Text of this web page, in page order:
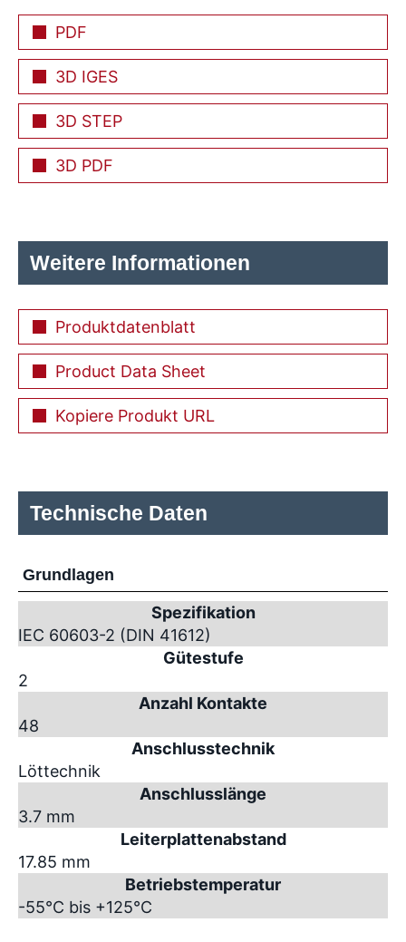
PDF
3D IGES
3D STEP
3D PDF
Weitere Informationen
Produktdatenblatt
Product Data Sheet
Kopiere Produkt URL
Technische Daten
Grundlagen
Spezifikation
IEC 60603-2 (DIN 41612)
Gütestufe
2
Anzahl Kontakte
48
Anschlusstechnik
Löttechnik
Anschlusslänge
3.7 mm
Leiterplattenabstand
17.85 mm
Betriebstemperatur
-55°C bis +125°C